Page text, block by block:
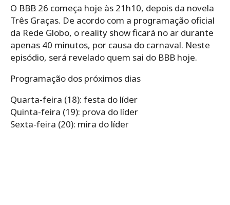
O BBB 26 começa hoje às 21h10, depois da novela
Três Graças. De acordo com a programação oficial
da Rede Globo, o reality show ficará no ar durante
apenas 40 minutos, por causa do carnaval. Neste
episódio, será revelado quem sai do BBB hoje.
Programação dos próximos dias
Quarta-feira (18): festa do líder
Quinta-feira (19): prova do líder
Sexta-feira (20): mira do líder